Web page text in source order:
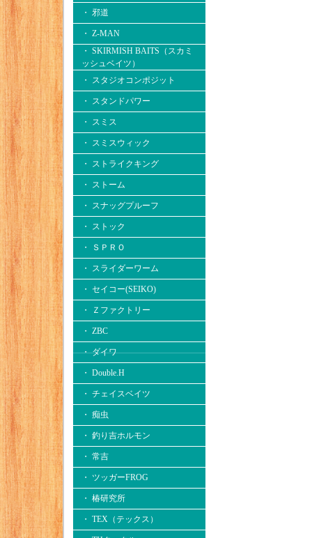
・ 邪道
・ Z-MAN
・ SKIRMISH BAITS（スカミ
ッシュベイツ）
・ スタジオコンポジット
・ スタンドパワー
・ スミス
・ スミスウィック
・ ストライクキング
・ ストーム
・ スナッグプルーフ
・ ストック
・ ＳＰＲＯ
・ スライダーワーム
・ セイコー(SEIKO)
・ Ｚファクトリー
・ ZBC
・ ダイワ
・ Double.H
・ チェイスベイツ
・ 痴虫
・ 釣り吉ホルモン
・ 常吉
・ ツッガーFROG
・ 椿研究所
・ TEX（テックス）